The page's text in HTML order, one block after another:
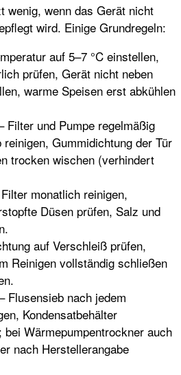
wenig, wenn das Gerät nicht
wird. Einige Grundregeln:
auf 5–7 °C einstellen,
prüfen, Gerät nicht neben
warme Speisen erst abkühlen
Filter und Pumpe regelmäßig
Gummidichtung der Tür
trocken wischen (verhindert
monatlich reinigen,
Düsen prüfen, Salz und
auf Verschleiß prüfen,
Reinigen vollständig schließen
Flusensieb nach jedem
Kondensatbehälter
bei Wärmepumpentrockner auch
nach Herstellerangabe